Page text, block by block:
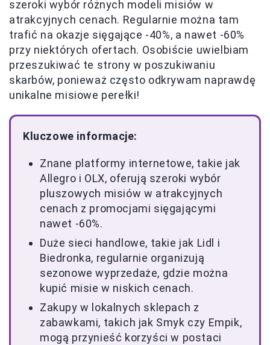
szeroki wybór różnych modeli misiów w
atrakcyjnych cenach. Regularnie można tam
trafić na okazje sięgające -40%, a nawet -60%
przy niektórych ofertach. Osobiście uwielbiam
przeszukiwać te strony w poszukiwaniu
skarbów, ponieważ często odkrywam naprawdę
unikalne misiowe perełki!
Kluczowe informacje:
Znane platformy internetowe, takie jak
Allegro i OLX, oferują szeroki wybór
pluszowych misiów w atrakcyjnych
cenach z promocjami sięgającymi
nawet -60%.
Duże sieci handlowe, takie jak Lidl i
Biedronka, regularnie organizują
sezonowe wyprzedaże, gdzie można
kupić misie w niskich cenach.
Zakupy w lokalnych sklepach z
zabawkami, takich jak Smyk czy Empik,
mogą przynieść korzyści w postaci